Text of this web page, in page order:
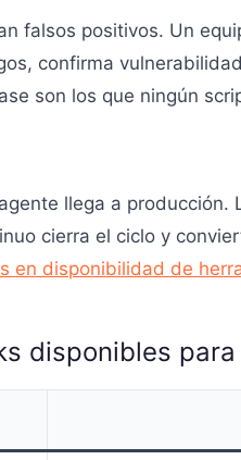
falsos positivos. Un
confirma
son los que ningún
llega a
cierra el ciclo y
en disponibilidad de
disponibles